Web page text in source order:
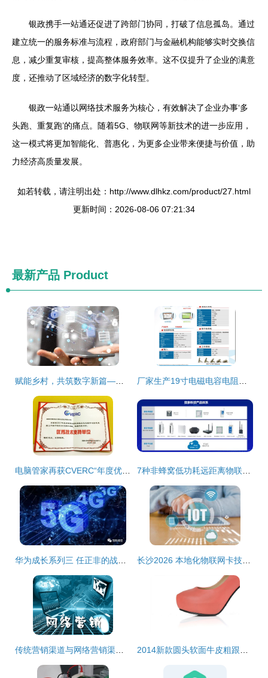
银政携手一站通还促进了跨部门协同，打破了信息孤岛。通过
建立统一的服务标准与流程，政府部门与金融机构能够实时交换信
息，减少重复审核，提高整体服务效率。这不仅提升了企业的满意
度，还推动了区域经济的数字化转型。
银政一站通以网络技术服务为核心，有效解决了企业办事‘多
头跑、重复跑’的痛点。随着5G、物联网等新技术的进一步应用，
这一模式将更加智能化、普惠化，为更多企业带来便捷与价值，助
力经济高质量发展。
如若转载，请注明出处：http://www.dlhkz.com/product/27.html
更新时间：2026-08-06 07:21:34
最新产品 Product
赋能乡村，共筑数字新篇——让农民在互联网浪潮中真受益 厂家生产19寸电磁电容电阻屏触摸屏 定制化服务与价格优势
电脑管家再获CVERC“年度优秀技术支持单位”证书，彰显网络安全服务卓越实力 7种非蜂窝低功耗远距离物联网技术盘点
华为成长系列三 任正非的战略定力与千手观音情结 长沙2026 本地化物联网卡技术支持与网络技术服务展望
传统营销渠道与网络营销渠道 在网络技术服务领域的深度解析 2014新款圆头软面牛皮粗跟舒适女单鞋厂家直销 价格、厂家与图片全解析